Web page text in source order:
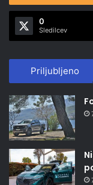
0
Sledilcev
Priljubljeno